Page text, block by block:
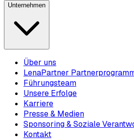
Unternehmen
Über uns
LenaPartner
Führungsteam
Unsere Erfolge
Karriere
Presse & Medien
Sponsoring & Soziale
Kontakt